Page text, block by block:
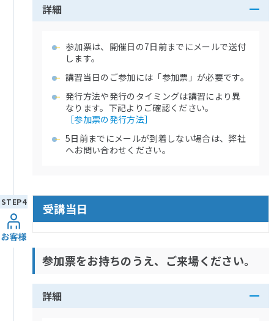
詳細
参加票は、開催日の7日前までにメールで送付
します。
講習当日のご参加には「参加票」が必要です。
発行方法や発行のタイミングは講習により異
なります。下記よりご確認ください。
［参加票の発行方法］
5日前までにメールが到着しない場合は、弊社
へお問い合わせください。
受講当日
参加票をお持ちのうえ、ご来場ください。
詳細